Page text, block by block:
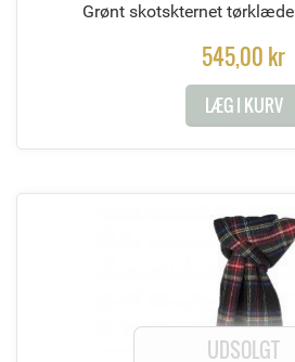
Grønt skotskternet tørklæde
545,00 kr
LÆG I KURV
UDSOLGT